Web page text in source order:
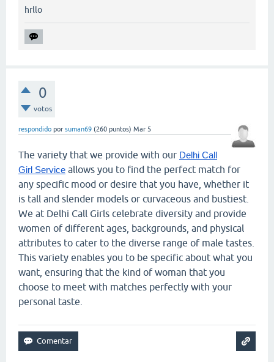
hrllo
0
votos
respondido por suman69 (260 puntos) Mar 5
The variety that we provide with our Delhi Call
Girl Service allows you to find the perfect match for
any specific mood or desire that you have, whether it
is tall and slender models or curvaceous and bustiest.
We at Delhi Call Girls celebrate diversity and provide
women of different ages, backgrounds, and physical
attributes to cater to the diverse range of male tastes.
This variety enables you to be specific about what you
want, ensuring that the kind of woman that you
choose to meet with matches perfectly with your
personal taste.